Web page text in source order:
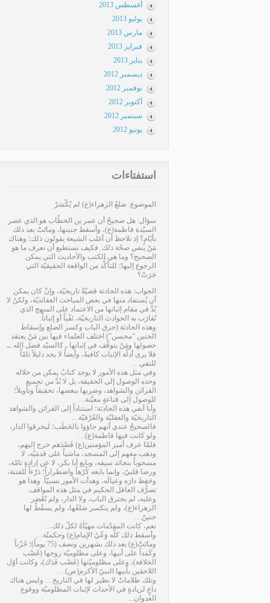
أغسطس 2013
يوليو 2013
مارس 2013
فبراير 2013
يناير 2013
ديسمبر 2012
نوفمبر 2012
أكتوبر 2012
سبتمبر 2012
يونيو 2012
استفتاءات
الموضوع: ضلعُ الزهراء(ع) لم يُكْسَرْ
سؤال: هل صحيحٌ أن عمر بن الخطّاب هو الذي عصر
السيّدة فاطمة(ع)، وأسقط جنينها، وماتَتْ بعد ذلك
بأيّامٍ؟ إذ نلاحظ أن أغلب الشيعة يقولون ذلك؛ وهناك
مَنْ ينفي صحّة ذلك. فكيف نستطيع أن نعرف ما هو
الصحيح؟ وما هي الكتب والأحاديث التي يمكن
الرجوع إليها؛ للتأكُّد من الواقعة الحقيقيّة التي
جَرَتْ؟
الجواب: هذه الحادثة قضيّةٌ تاريخيّة، وإنْ كان يمكن
أن يُستفاد منها في بعض المباحث العقائديّة، ولكنْ لا
بُدَّ في مقام إثباتها من الاعتماد على المنهج الذي
تُقارَب به الحوادث التاريخيّة، نَفْياً أو إثباتاً.
وهذه الحادثة (حرق الباب وكسر الضلع وإسقاط
الجنين “محسن”) اختلف العلماء فيها بين مَنْ يعتقد
حصولها ومَنْ يتوقَّف في إثباتها ـ كالسيّد فضل الله ـ،
فلا يرى أدلّة الإثبات كافيةً، وأيضاً لا يجد دليلاً تامّاً
للنفي…
وفي مثل هذه الأمور لا يوجد كتابٌ يمكن من خلاله
وحده الوصول إلى الحقيقة، بل لا بُدَّ من تجميع
القرائن والشواهد، وضربها ببعضها، تحقيقاً وتأويلاً؛
للوصول إلى قناعةٍ معيَّنة…
وأنا أنفي هذه الحادثة؛ استناداً إلى القرائن والشواهد
التاريخيّة والعقليّة والعُرْفيّة…
فالصحيحُ عندي أنهم جاؤوا بالحَطَب؛ ليحرقوا الدار،
ولو كانت فيها فاطمة(ع)…
فلمّا عرف أمير المؤمنين(ع) قَصْدَهم خرج إليهم،
وذهب معهم إلى المسجد، ماشياً على قدمَيْه، لا
مسحوباً بنجائد سيفه، وبايع أبا بكر، لا عن إرادةٍ تامّة،
ورضا قلبيّ، وإنما بايعه كُرْهاً واضطراراً؛ دَرْءاً للفتنة،
وحَفِظ دارَه وعيالَه، وهدأت الأمور نسبيّاً. وهذا هو
تصرُّف العاقل الحكيم في مثل هذه المواقف.
وعليه، لم يحترق الباب، ولا الدار، ولم تُعْصَر
الزهراء(ع)، ولم ينكسر ضلعُها، ولم يسقُطْ لها
جنينٌ…
نعم، كانت المقدّمات مهيّأةً لكلّ ذلك…
وأسقط ذلك كلَّه وَعْيُ الإمام(ع) وحكمتُه…
وماتَتْ(ع) بعد ذلك بشهرين ونصف (75 يوماً)؛ حُزْناً
وكَمَداً على أبيها، وعلى مظلوميّة زوجها (غَصْب
الخلافة)، وعلى مظلوميّتها (غَصْب فَدَك)، وكانت أوّل
اللاحقين بأبيها النبيّ الأكرم(ص)…
وتلك ظلاماتٌ لا نظير لها في التاريخ… وليس هناك
داعٍ لزيادةٍ في الأحداث لإثبات المظلوميّة ووقوع
العدوان...